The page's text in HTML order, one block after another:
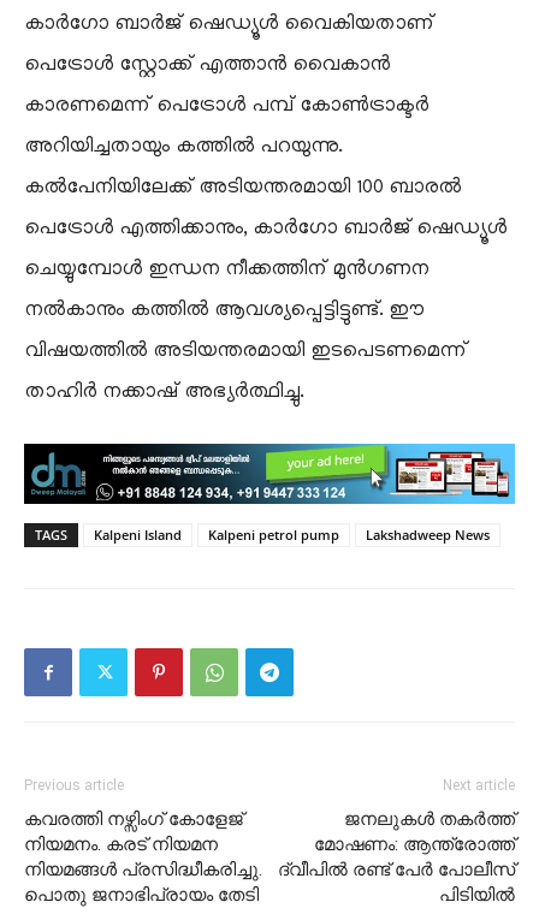
കാർഗോ ബാർജ് ഷെഡ്യൂൾ വൈകിയതാണ്
പെട്രോൾ സ്റ്റോക്ക് എത്താൻ വൈകാൻ
കാരണമെന്ന് പെട്രോൾ പമ്പ് കോൺട്രാക്ടർ
അറിയിച്ചതായും കത്തിൽ പറയുന്നു.
കൽപേനിയിലേക്ക് അടിയന്തരമായി 100 ബാരൽ
പെട്രോൾ എത്തിക്കാനും, കാർഗോ ബാർജ് ഷെഡ്യൂൾ
ചെയ്യുമ്പോൾ ഇന്ധന നീക്കത്തിന് മുൻഗണന
നൽകാനും കത്തിൽ ആവശ്യപ്പെട്ടിട്ടുണ്ട്. ഈ
വിഷയത്തിൽ അടിയന്തരമായി ഇടപെടണമെന്ന്
താഹിർ നക്കാഷ് അഭ്യർത്ഥിച്ചു.
TAGS Kalpeni Island Kalpeni petrol pump Lakshadweep News
Previous article
കവരത്തി നഴ്സിംഗ് കോളേജ്
നിയമനം. കരട് നിയമന
നിയമങ്ങൾ പ്രസിദ്ധീകരിച്ചു.
പൊതു ജനാഭിപ്രായം തേടി
Next article
ജനലുകൾ തകർത്ത്
മോഷണം: ആന്ത്രോത്ത്
ദ്വീപിൽ രണ്ട് പേർ പോലീസ്
പിടിയിൽ